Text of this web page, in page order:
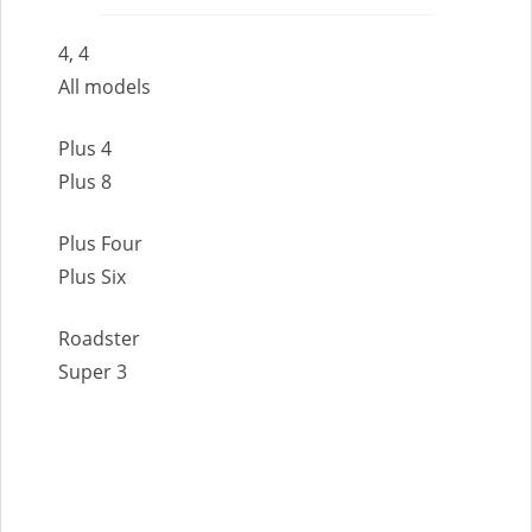
4, 4
All models
Plus 4
Plus 8
Plus Four
Plus Six
Roadster
Super 3